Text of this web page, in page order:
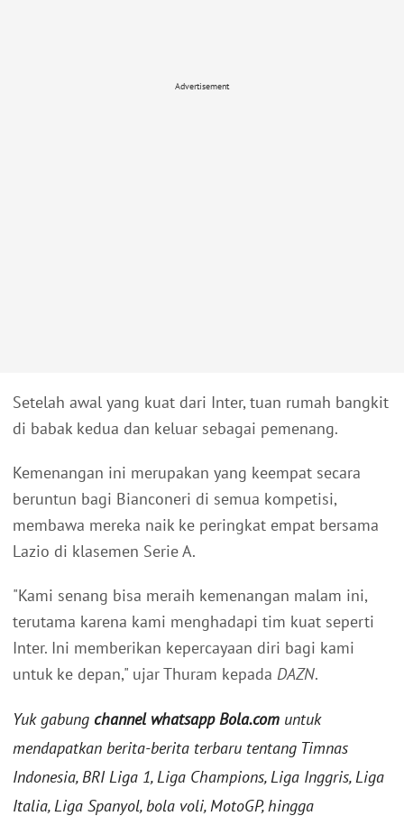
Advertisement
Setelah awal yang kuat dari Inter, tuan rumah bangkit
di babak kedua dan keluar sebagai pemenang.
Kemenangan ini merupakan yang keempat secara
beruntun bagi Bianconeri di semua kompetisi,
membawa mereka naik ke peringkat empat bersama
Lazio di klasemen Serie A.
"Kami senang bisa meraih kemenangan malam ini,
terutama karena kami menghadapi tim kuat seperti
Inter. Ini memberikan kepercayaan diri bagi kami
untuk ke depan," ujar Thuram kepada DAZN.
Yuk gabung channel whatsapp Bola.com untuk
mendapatkan berita-berita terbaru tentang Timnas
Indonesia, BRI Liga 1, Liga Champions, Liga Inggris, Liga
Italia, Liga Spanyol, bola voli, MotoGP, hingga